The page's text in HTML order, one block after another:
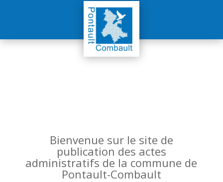
Bienvenue sur le site de
publication des actes
administratifs de la commune de
Pontault-Combault